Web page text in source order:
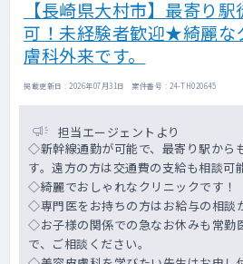
【長崎県大村市】最寄り
可！未経験者歓迎★綺麗な
膚科外来です。
掲載更新日 : 2026年07月31日 案件番号 : 24-TH020645
担当エージェントより
◇新幹線通勤が可能で、最寄り駅から
す。遠方の方は交通費の支給も相談可
◇綺麗でおしゃれなクリニックです！
◇専門医をお持ちの方はお給与の相談
◇お子様の関係での急なお休みも常勤
で、ご相談ください。